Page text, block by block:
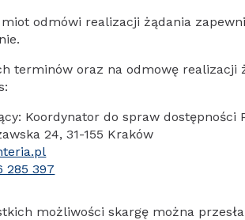
odmówi realizacji żądania
terminów oraz na odmowę
Koordynator do spraw
24, 31-155 Kraków
285 397
możliwości skargę można